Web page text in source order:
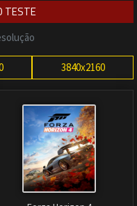
TESTE
3840x2160